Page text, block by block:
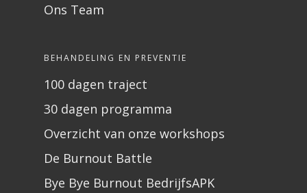
Ons Team
BEHANDELING EN PREVENTIE
100 dagen traject
30 dagen programma
Overzicht van onze workshops
De Burnout Battle
Bye Bye Burnout BedrijfsAPK